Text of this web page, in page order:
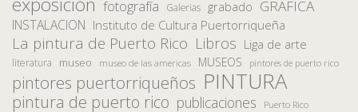
fotografía Galerias grabado GRAFICA
INSTALACION Instituto de Cultura Puertorriqueña
La pintura de Puerto Rico Libros Liga de arte
literatura museo museo de las americas MUSEOS pintores de puerto rico
pintores puertorriqueños PINTURA
pintura de puerto rico publicaciones Puerto Rico